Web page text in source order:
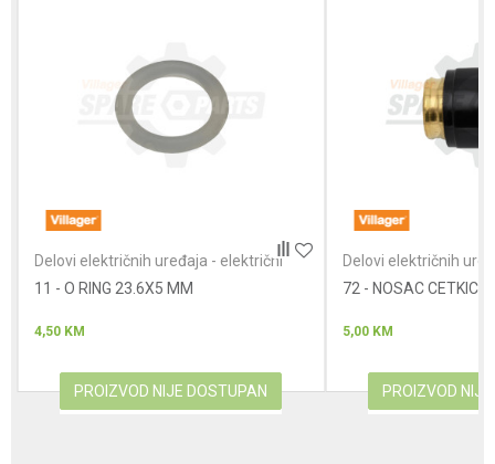
Delovi električnih uređaja - električni
11 - O RING 23.6X5 MM
4,50 KM
PROIZVOD NIJE DOSTUPAN
Delovi električnih
72 - NOSAC CETKICE
5,00 KM
PROIZVOD